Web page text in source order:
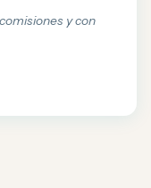
y con